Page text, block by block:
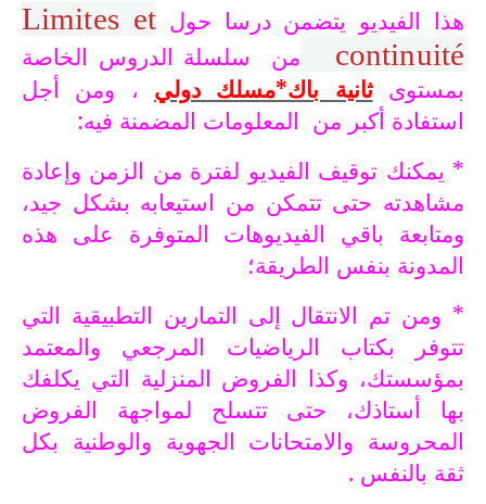
هذا الفيديو يتضمن درسا حولLimites et
continuité
من سلسلة الدروس الخاصة
بمستوىثانية باك*مسلك دولي ، ومن أجل
استفادة أكبر من المعلومات المضمنة فيه:
* يمكنك توقيف الفيديو لفترة من الزمن وإعادة
مشاهدته حتى تتمكن من استيعابه بشكل جيد،
ومتابعة باقي الفيديوهات المتوفرة على هذه
المدونة بنفس الطريقة؛
* ومن تم الانتقال إلى التمارين التطبيقية التي
تتوفر بكتاب الرياضيات المرجعي والمعتمد
بمؤسستك، وكذا الفروض المنزلية التي يكلفك
بها أستاذك، حتى تتسلح لمواجهة الفروض
المحروسة والامتحانات الجهوية والوطنية بكل
ثقة بالنفس .